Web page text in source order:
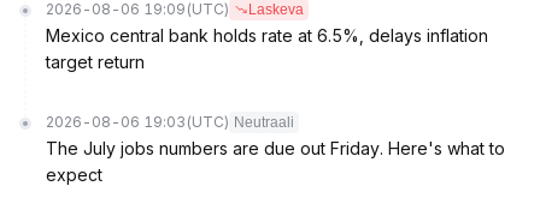
2026-08-06 19:09 (UTC) Laskeva
Mexico central bank holds rate at 6.5%, delays inflation
target return
2026-08-06 19:03 (UTC) Neutraali
The July jobs numbers are due out Friday. Here's what to
expect